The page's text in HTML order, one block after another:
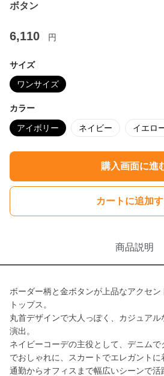
ボタン
6,110 円
サイズ
ワンサイズ
カラー
アイボリー ネイビー イエロ
購入画面に進
カートに追加
商品説明
ボーダー柄と金ボタンが上品なアクセ
トップス。
丸首デザインで大人っぽく、カジュア
演出。
ネイビーコーデの主役として、デニム
でおしゃれに、スカートでエレガントに
通勤からオフィスまで幅広いシーンで